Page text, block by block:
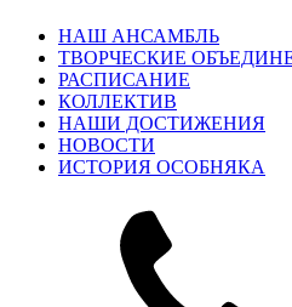
НАШ АНСАМБЛЬ
ТВОРЧЕСКИЕ
РАСПИСАНИЕ
КОЛЛЕКТИВ
НАШИ ДОСТИЖЕНИЯ
НОВОСТИ
ИСТОРИЯ ОСОБНЯКА